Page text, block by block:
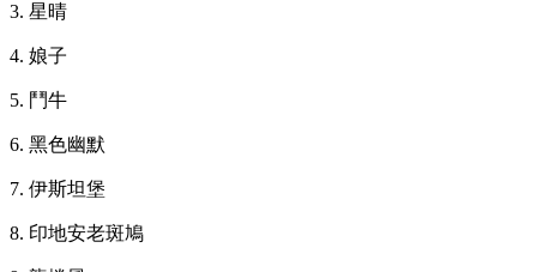
3. 星晴
4. 娘子
5. 鬥牛
6. 黑色幽默
7. 伊斯坦堡
8. 印地安老斑鳩